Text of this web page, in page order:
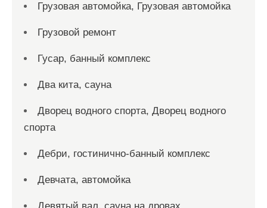
Грузовая автомойка, Грузовая автомойка
Грузовой ремонт
Гусар, банный комплекс
Два кита, сауна
Дворец водного спорта, Дворец водного
спорта
Дебри, гостинично-банный комплекс
Девчата, автомойка